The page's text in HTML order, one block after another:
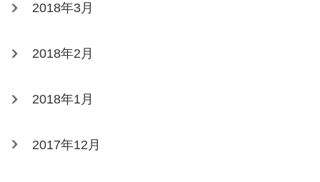
2018年3月
2018年2月
2018年1月
2017年12月